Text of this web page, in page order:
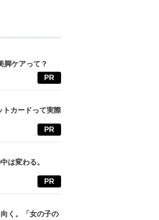
脚ケアって？
PR
トカードって実際
PR
は変わる。
PR
く。「女の子の